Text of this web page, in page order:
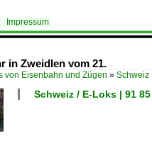
Impressum
in Zweidlen vom 21.
von Eisenbahn und Zügen » Schweiz
Schweiz / E-Loks | 91